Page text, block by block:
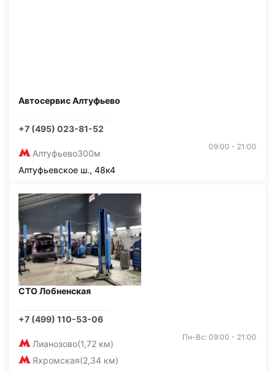
Автосервис Алтуфьево
+7 (495) 023-81-52
Алтуфьево300м
09:00 - 21:00
Алтуфьевское ш., 48к4
СТО Лобненская
+7 (499) 110-53-06
Лианозово(1,72 км)
Яхромская(2,34 км)
Пн-Вс: 09:00 - 21:00